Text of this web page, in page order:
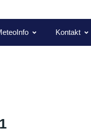
Kontakt